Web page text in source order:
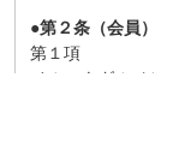
●第２条（会員）
第１項
ベルーナグルメ